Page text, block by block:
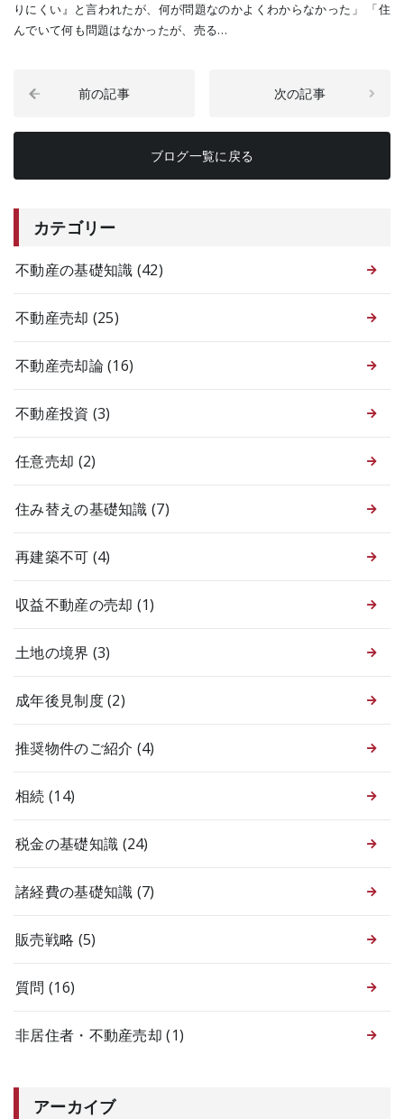
りにくい』と言われたが、何が問題なのかよくわからなかった」 「住
んでいて何も問題はなかったが、売る…
前の記事 次の記事
ブログ一覧に戻る
カテゴリー
不動産の基礎知識 (42)
不動産売却 (25)
不動産売却論(16)
不動産投資 (3)
任意売却 (2)
住み替えの基礎知識(7)
再建築不可 (4)
収益不動産の売却 (1)
土地の境界 (3)
成年後見制度(2)
推奨物件のご紹介 (4)
相続 (14)
税金の基礎知識 (24)
諸経費の基礎知識 (7)
販売戦略 (5)
質問 (16)
非居住者・不動産売却(1)
アーカイブ